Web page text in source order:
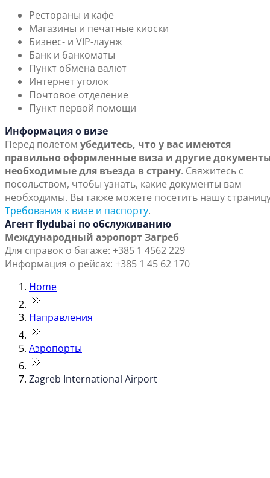
Рестораны и кафе
Магазины и печатные киоски
Бизнес- и VIP-лаунж
Банк и банкоматы
Пункт обмена валют
Интернет уголок
Почтовое отделение
Пункт первой помощи
Информация о визе
Перед полетом убедитесь, что у вас имеются
правильно оформленные виза и другие
необходимые для въезда в страну. Свяжитесь с
посольством, чтобы узнать, какие документы вам
необходимы. Вы также можете посетить нашу
Требования к визе и паспорту.
Агент flydubai по обслуживанию
Международный аэропорт Загреб
Для справок о багаже: +385 1 4562 229
Информация о рейсах: +385 1 45 62 170
Home
Направления
Аэропорты
Zagreb International Airport